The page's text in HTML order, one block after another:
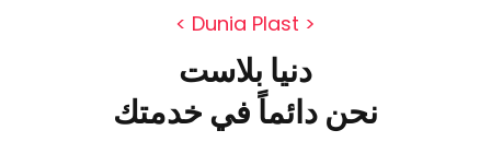
< Dunia Plast >
دنيا بلاست
نحن دائماً في خدمتك